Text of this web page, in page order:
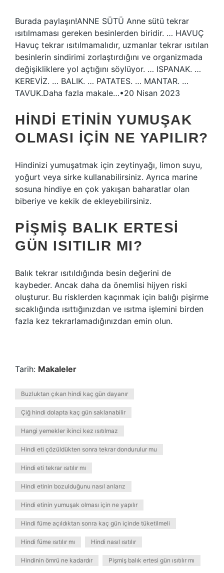
Burada paylaşın!ANNE SÜTÜ Anne sütü tekrar
ısıtılmaması gereken besinlerden biridir. … HAVUÇ
Havuç tekrar ısıtılmamalıdır, uzmanlar tekrar ısıtılan
besinlerin sindirimi zorlaştırdığını ve organizmada
değişikliklere yol açtığını söylüyor. … ISPANAK. …
KEREVİZ. … BALIK. … PATATES. … MANTAR. …
TAVUK.Daha fazla makale…•20 Nisan 2023
HINDI ETININ YUMUŞAK
OLMASI IÇIN NE YAPILIR?
Hindinizi yumuşatmak için zeytinyağı, limon suyu,
yoğurt veya sirke kullanabilirsiniz. Ayrıca marine
sosuna hindiye en çok yakışan baharatlar olan
biberiye ve kekik de ekleyebilirsiniz.
PIŞMIŞ BALIK ERTESI
GÜN ISITILIR MI?
Balık tekrar ısıtıldığında besin değerini de
kaybeder. Ancak daha da önemlisi hijyen riski
oluşturur. Bu risklerden kaçınmak için balığı pişirme
sıcaklığında ısıttığınızdan ve ısıtma işlemini birden
fazla kez tekrarlamadığınızdan emin olun.
Tarih: Makaleler
Buzluktan çıkan hindi kaç gün dayanır
Çiğ hindi dolapta kaç gün saklanabilir
Hangi yemekler ikinci kez ısıtılmaz
Hindi eti çözüldükten sonra tekrar dondurulur mu
Hindi eti tekrar ısıtılır mı
Hindi etinin bozulduğunu nasıl anlarız
Hindi etinin yumuşak olması için ne yapılır
Hindi füme açıldıktan sonra kaç gün içinde tüketilmeli
Hindi füme ısıtılır mı Hindi nasıl ısıtılır
Hindinin ömrü ne kadardır Pişmiş balık ertesi gün ısıtılır mı